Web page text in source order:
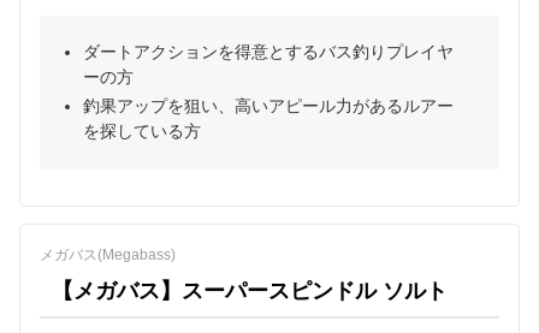
ダートアクションを得意とするバス釣りプレイヤ
ーの方
釣果アップを狙い、高いアピール力があるルアー
を探している方
メガバス(Megabass)
【メガバス】スーパースピンドル ソルト